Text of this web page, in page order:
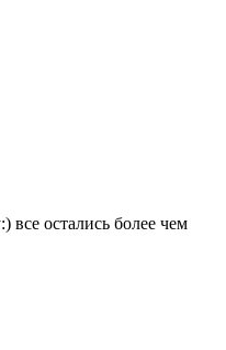
все остались более чем